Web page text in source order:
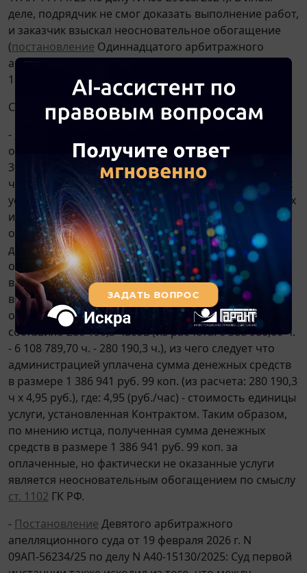
деле, подрядчик не смог доказать выполнение работ,
и заказчик взыскал неосновательное обогащение
(постановление Одиннадцатого арбитражного
апелляционного суда от 20 февраля 2026 г. N
11АП-12214/24 по делу N А65-26721/2022).
Смотрите, также:
-
округа от 23 мая 2025 г. N Ф05-315/24 по делу N А41-
30520/2023: По результатам проверки установлено,
что 6 388 980,00 ч., - объем оказанных и оплаченных
услуг, а 6 108 789,70 ч. - объем фактически оказанных
и также оплаченных услуг по данным СКОУ. Таким
образом, объем фактически оказанных услуг по
данным СКОУ является меньшим по отношению к
оплаченному объему услуг. Исходя из изложенного,
в результате проверки предоставления услуг
выявлено, что количество оплаченных, но не
оказанных услуг в рамках исполнения Контракта
составило 280 190,3 часов (из расчета: 6 388 980,00 ч.
- 6 108 789,70 ч. - 280 190,3 ч.), из чего следует что
администрацией уплачена сумма денежных средств
в размере 1 386 941 руб. 99 коп. (из расчета: 280 190,3
ч x 4,95 руб.), где: 4,95 (руб./час) - стоимость единицы
услуги, установленная Контрактом. Таким образом,
по мнению истца, полученная сумма денежных
средств в размере 1 386 941 руб. 99 коп. за
оплаченные, но фактически не оказанные услуги
является неосновательным обогащением по смыслу
ст. 1102 ГК РФ.
- Постановление Девятого арбитражного
апелляционного суда от 19 февраля 2026 г. N
09АП-56234/25 по делу N А40-15130/2025: Суд первой